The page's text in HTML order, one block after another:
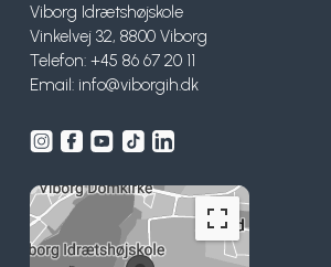
Viborg Idrætshøjskole
Vinkelvej 32, 8800 Viborg
Telefon: +45 86 67 20 11
Email: info@viborgih.dk
Vandsport
Volleyball
Yoga